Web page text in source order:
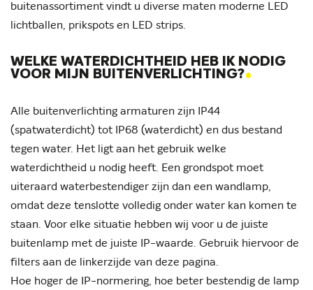
buitenassortiment vindt u diverse maten moderne LED
lichtballen, prikspots en LED strips.
WELKE WATERDICHTHEID HEB IK NODIG
VOOR MIJN BUITENVERLICHTING?.
Alle buitenverlichting armaturen zijn IP44
(spatwaterdicht) tot IP68 (waterdicht) en dus bestand
tegen water. Het ligt aan het gebruik welke
waterdichtheid u nodig heeft. Een grondspot moet
uiteraard waterbestendiger zijn dan een wandlamp,
omdat deze tenslotte volledig onder water kan komen te
staan. Voor elke situatie hebben wij voor u de juiste
buitenlamp met de juiste IP-waarde. Gebruik hiervoor de
filters aan de linkerzijde van deze pagina.
Hoe hoger de IP-normering, hoe beter bestendig de lamp